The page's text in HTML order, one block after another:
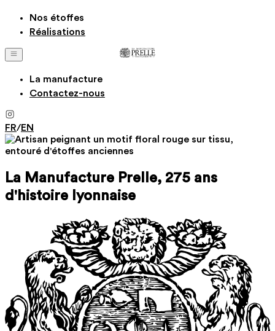
Nos étoffes
Réalisations
La manufacture
Contactez-nous
FR/EN
La Manufacture Prelle, 275 ans
d'histoire lyonnaise